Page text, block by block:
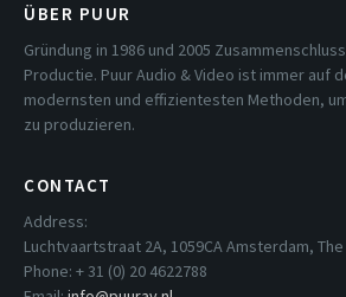
ÜBER PUUR
Gründung in 1986 und 2005
Productie. Puur Audio & Video ist immer auf
modernsten und effizientesten Methoden,
zu produzieren.
CONTACT
Address:
Luchtvaartstraat 2A, 1059CA Amsterdam,
Phone: + 31 (0) 20 4622788